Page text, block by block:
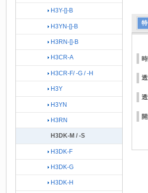
H3Y-[]-B
H3YN-[]-B
H3RN-[]-B
H3CR-A
H3CR-F/ -G / -H
H3Y
H3YN
H3RN
H3DK-M / -S
H3DK-F
H3DK-G
H3DK-H